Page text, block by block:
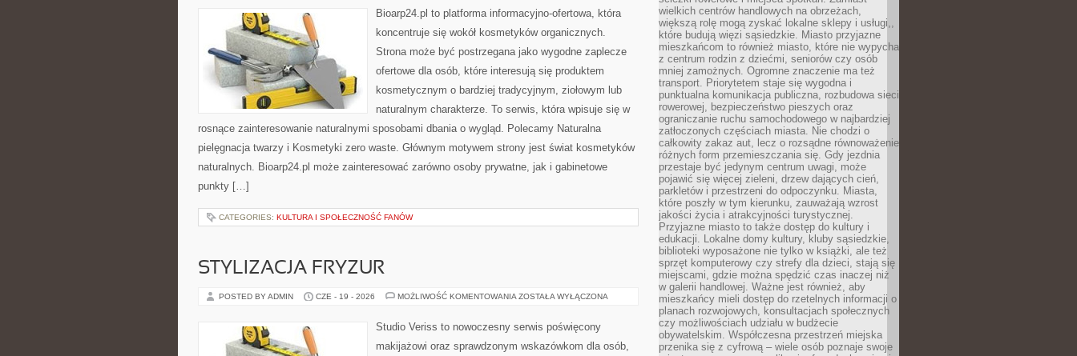
Bioarp24.pl to platforma informacyjno-ofertowa, która
koncentruje się wokół kosmetyków organicznych.
Strona może być postrzegana jako wygodne zaplecze
ofertowe dla osób, które interesują się produktem
kosmetycznym o bardziej tradycyjnym, ziołowym lub
naturalnym charakterze. To serwis, która wpisuje się w
rosnące zainteresowanie naturalnymi sposobami dbania o wygląd. Polecamy Naturalna
pielęgnacja twarzy i Kosmetyki zero waste. Głównym motywem strony jest świat kosmetyków
naturalnych. Bioarp24.pl może zainteresować zarówno osoby prywatne, jak i gabinetowe
punkty […]
CATEGORIES: KULTURA I SPOŁECZNOŚĆ FANÓW
STYLIZACJA FRYZUR
POSTED BY ADMIN CZE - 19 - 2026 MOŻLIWOŚĆ KOMENTOWANIA STYLIZACJA
ZOSTAŁA WYŁĄCZONA
Studio Veriss to nowoczesny serwis poświęcony
makijażowi oraz sprawdzonym wskazówkom dla osób,
wielkich centrów handlowych na obrzeżach,
większą rolę mogą zyskać lokalne sklepy i usługi,,
które budują więzi sąsiedzkie. Miasto przyjazne
mieszkańcom to również miasto, które nie wypycha
z centrum rodzin z dziećmi, seniorów czy osób
mniej zamożnych. Ogromne znaczenie ma też
transport. Priorytetem staje się wygodna i
punktualna komunikacja publiczna, rozbudowa sieci
rowerowej, bezpieczeństwo pieszych oraz
ograniczanie ruchu samochodowego w najbardziej
zatłoczonych częściach miasta. Nie chodzi o
całkowity zakaz aut, lecz o rozsądne równoważenie
różnych form przemieszczania się. Gdy jezdnia
przestaje być jedynym centrum uwagi, może
pojawić się więcej zieleni, drzew dających cień,
parkletów i przestrzeni do odpoczynku. Miasta,
które poszły w tym kierunku, zauważają wzrost
jakości życia i atrakcyjności turystycznej.
Przyjazne miasto to także dostęp do kultury i
edukacji. Lokalne domy kultury, kluby sąsiedzkie,
biblioteki wyposażone nie tylko w książki, ale też
sprzęt komputerowy czy strefy dla dzieci, stają się
miejscami, gdzie można spędzić czas inaczej niż
w galerii handlowej. Ważne jest również, aby
mieszkańcy mieli dostęp do rzetelnych informacji o
planach rozwojowych, konsultacjach społecznych
czy możliwościach udziału w budżecie
obywatelskim. Współczesna przestrzeń miejska
przenika się z cyfrową – wiele osób poznaje swoje